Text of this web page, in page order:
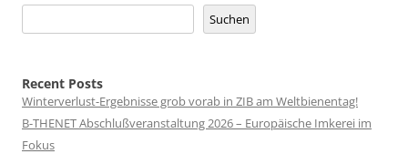
Suchen
Recent Posts
Winterverlust-Ergebnisse grob vorab in ZIB am Weltbienentag!
B-THENET Abschlußveranstaltung 2026 – Europäische Imkerei im
Fokus